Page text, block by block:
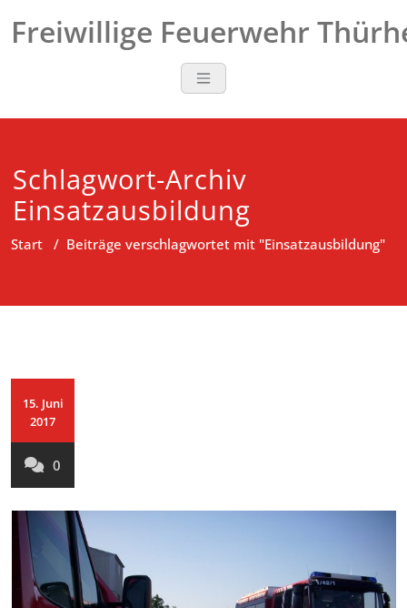
Inhalt
Freiwillige Feuerwehr
Schlagwort-Archiv
Einsatzausbildung
Start / Beiträge verschlagwortet mit "Einsatzausbildung"
15. Juni
2017
0